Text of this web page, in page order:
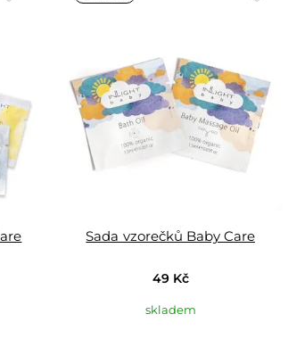
Sada vzorečků Baby Care
49 Kč
skladem